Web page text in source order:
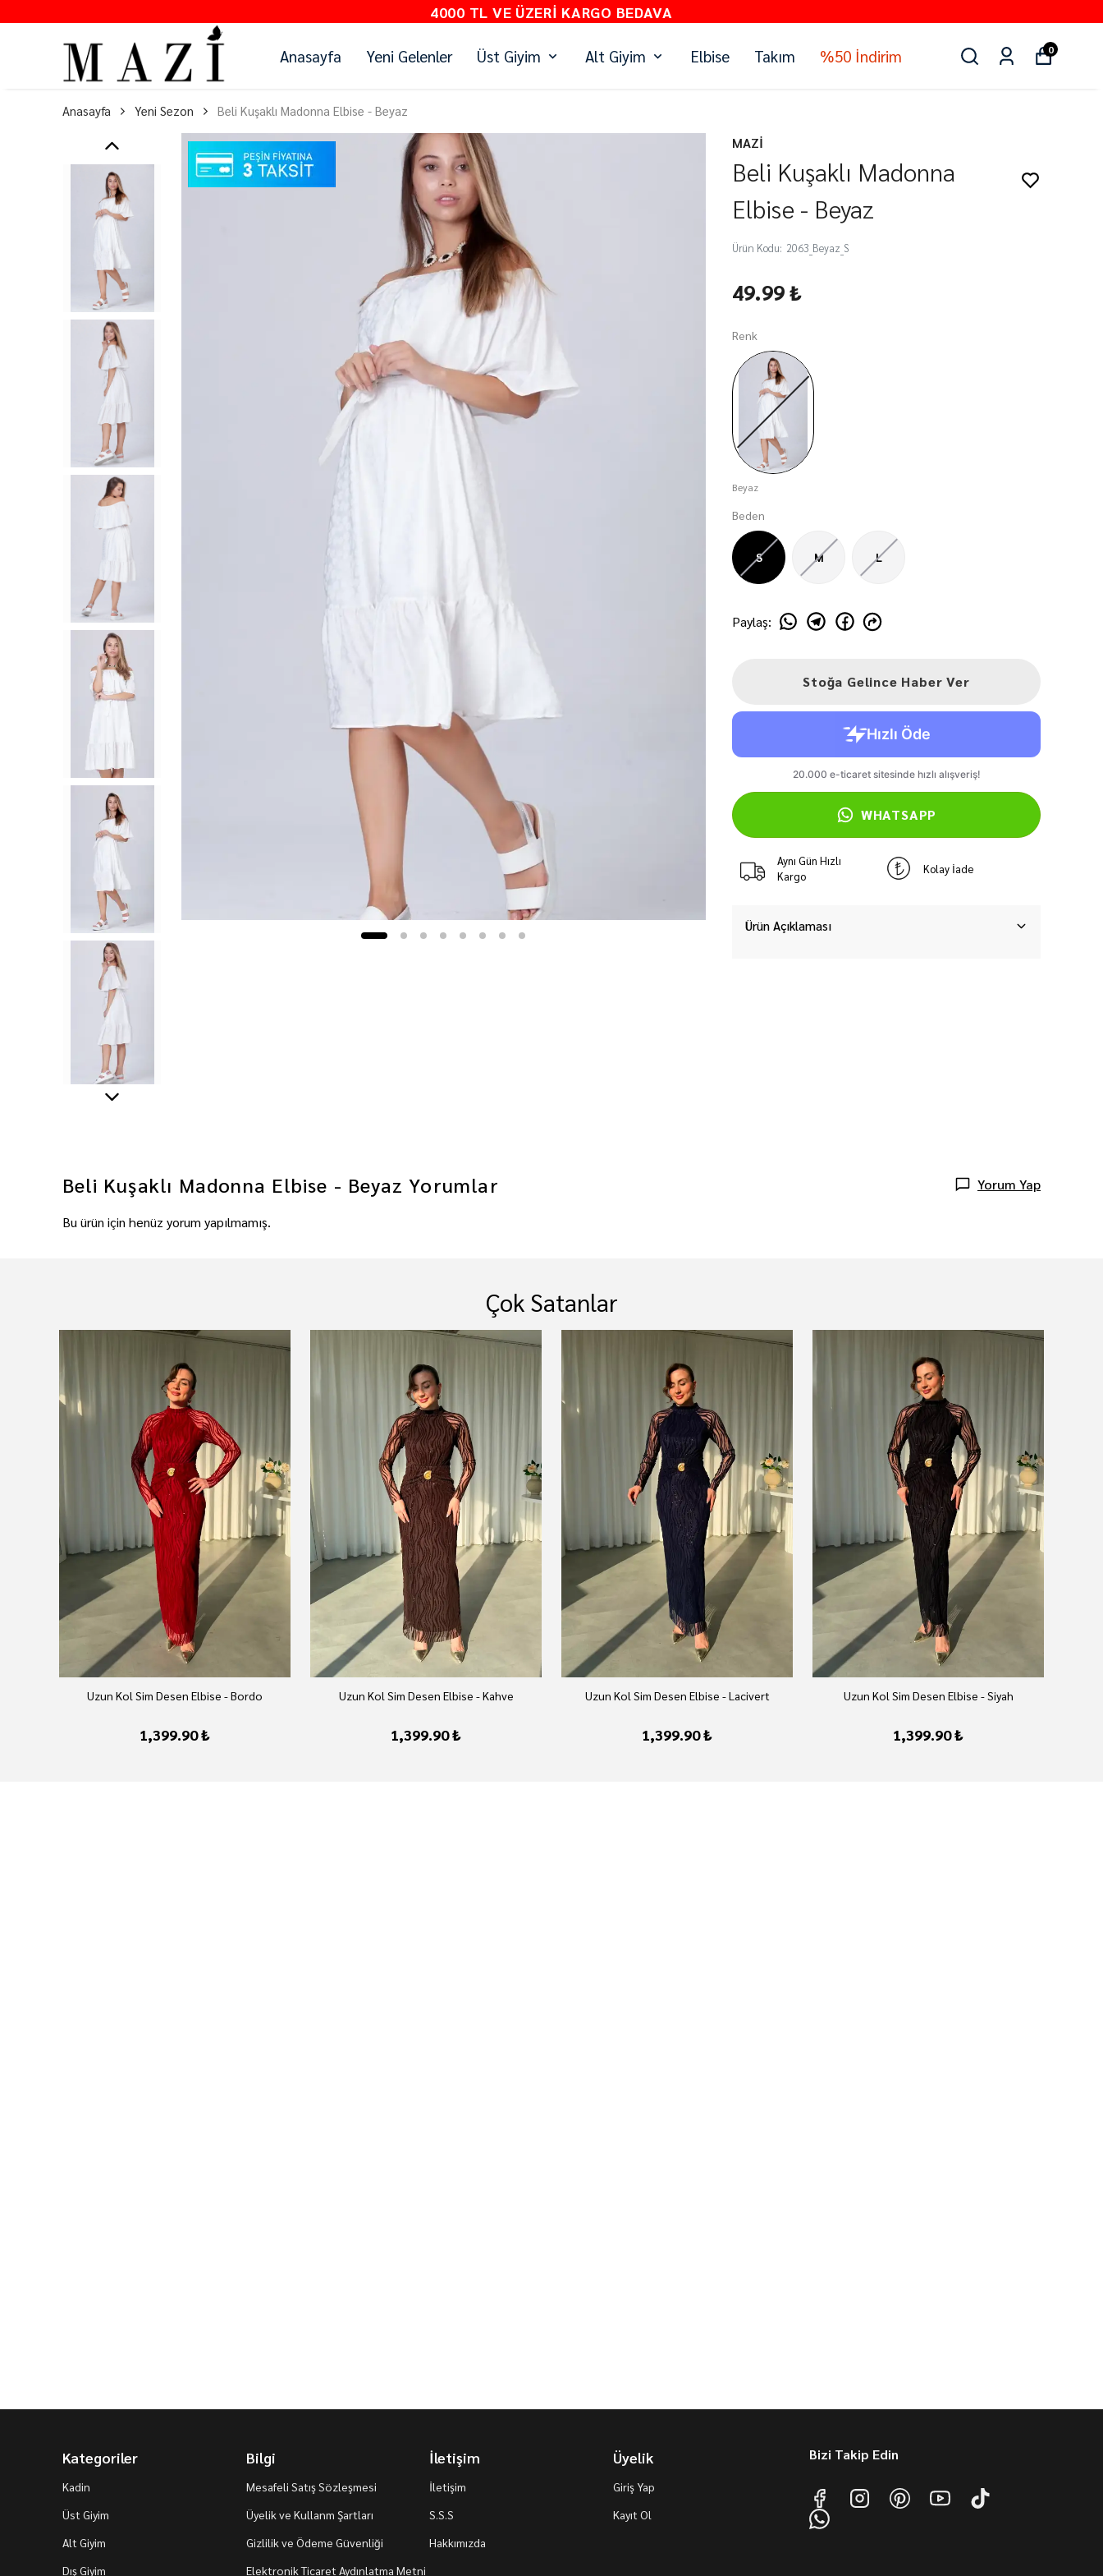
PEŞİN FİYATINA 3 TAKSİT
Anasayfa Yeni Gelenler Üst Giyim Alt Giyim Elbise Takım %50 İndirim 0
Anasayfa Yeni Sezon Beli Kuşaklı Madonna Elbise - Beyaz
MAZİ
Beli Kuşaklı Madonna
Elbise - Beyaz
Ürün Kodu: 2063_Beyaz_S
49.99 ₺
Renk
Beyaz
Beden
S M L
Paylaş:
Stoğa Gelince Haber Ver
WHATSAPP
Aynı Gün Hızlı
Kargo
Kolay İade
Ürün Açıklaması
Beli Kuşaklı Madonna Elbise - Beyaz Yorumlar Yorum Yap
Bu ürün için henüz yorum yapılmamış.
Çok Satanlar
Uzun Kol Sim Desen Elbise - Bordo
1,399.90 ₺
Uzun Kol Sim Desen Elbise - Kahve
1,399.90 ₺
Uzun Kol Sim Desen Elbise - Lacivert
1,399.90 ₺
Uzun Kol Sim Desen Elbise - Siyah
1,399.90 ₺
Kategoriler
Kadin
Üst Giyim
Alt Giyim
Dış Giyim
Bilgi
Mesafeli Satış Sözleşmesi
Üyelik ve Kullanm Şartları
Gizlilik ve Ödeme Güvenliği
Elektronik Ticaret Aydınlatma Metni
İletişim
İletişim
S.S.S
Hakkımızda
Üyelik
Giriş Yap
Kayıt Ol
Bizi Takip Edin